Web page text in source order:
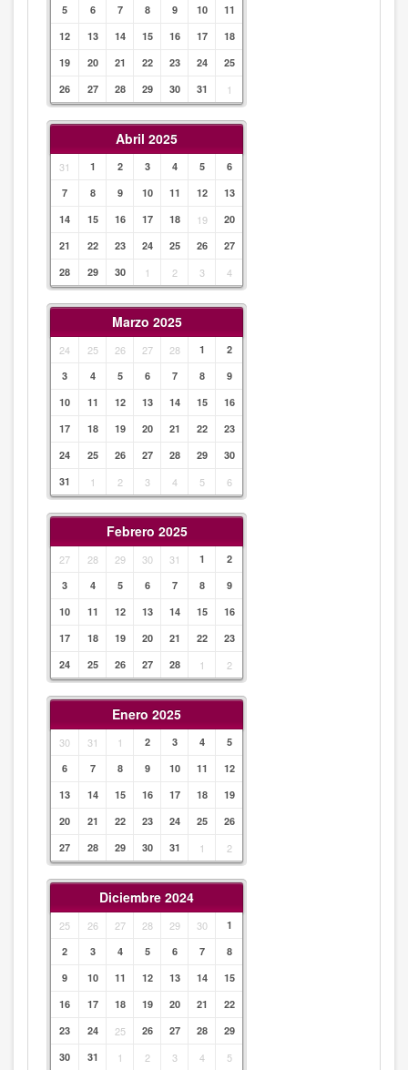
5 6 7 8 9 10
11
12
13 14 15 16 17
18
19
20 21 22 23 24
25
26
27 28 29 30 31 1
Abril 2025
31 1 2 3 4 5
6
7
8 9 10 11 12
13
14
15 16 17 18 19
20
21
22 23 24 25 26
27
28
29 30 1 2 3 4
Marzo 2025
24 25 26 27 28 1
2
3
4 5 6 7 8
9
10
11 12 13 14 15
16
17
18 19 20 21 22
23
24
25 26 27 28 29
30
31
1 2 3 4 5 6
Febrero 2025
27 28 29 30 31 1
2
3
4 5 6 7 8
9
10
11 12 13 14 15
16
17
18 19 20 21 22
23
24
25 26 27 28 1 2
Enero 2025
30 31 1 2 3 4
5
6
7 8 9 10 11
12
13
14 15 16 17 18
19
20
21 22 23 24 25
26
27
28 29 30 31 1 2
Diciembre 2024
25 26 27 28 29 30
1
2
3 4 5 6 7
8
9
10 11 12 13 14
15
16
17 18 19 20 21
22
23
24 25 26 27 28
29
30
31 1 2 3 4 5